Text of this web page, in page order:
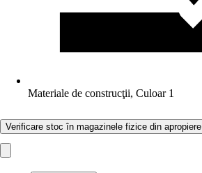
Materiale de construcţii, Culoar 1
Verificare stoc în magazinele fizice din apropiere